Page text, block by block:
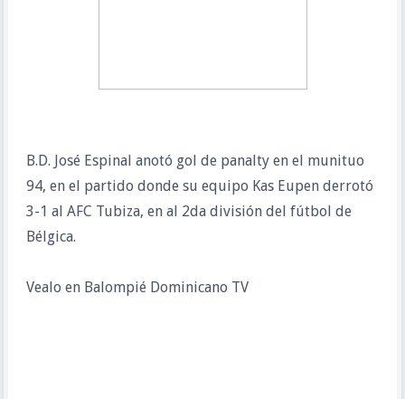
B.D. José Espinal anotó gol de panalty en el munituo
94, en el partido donde su equipo Kas Eupen derrotó
3-1 al AFC Tubiza, en al 2da división del fútbol de
Bélgica.
Vealo en Balompié Dominicano TV